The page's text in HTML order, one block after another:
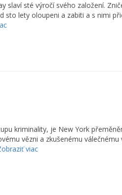
slaví sté výročí svého založení.
sto lety oloupeni a zabiti a s nimi
kriminality, je New York
vězni a zkušenému válečnému
viac